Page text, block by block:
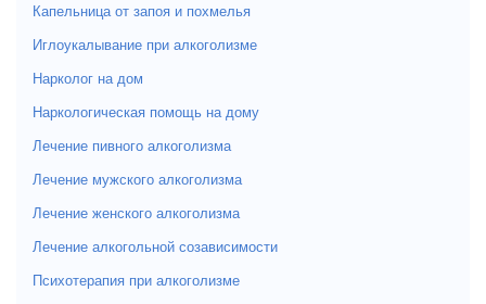
Капельница от запоя и похмелья
Иглоукалывание при алкоголизме
Нарколог на дом
Наркологическая помощь на дому
Лечение пивного алкоголизма
Лечение мужского алкоголизма
Лечение женского алкоголизма
Лечение алкогольной созависимости
Психотерапия при алкоголизме